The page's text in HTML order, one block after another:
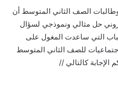
وطالبات الصف الثاني المتوسط أن
حل مثالي ونموذجي لسؤال
التي ساعدت المغول على
للصف الثاني المتوسط
كالتالي //